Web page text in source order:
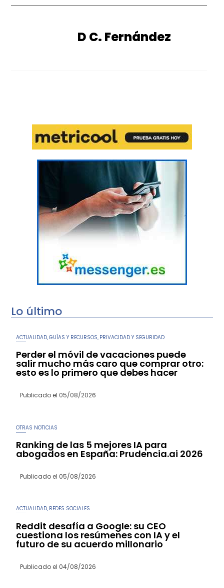
D C. Fernández
Lo último
ACTUALIDAD ,GUÍAS Y RECURSOS PRIVACIDAD Y SEGURIDAD
Perder el móvil de vacaciones puede
salir mucho más caro que comprar otro:
esto es lo primero que debes hacer
Publicado el 05/08/2026
OTRAS NOTICIAS
Ranking de las 5 mejores IA para
abogados en España: Prudencia.ai 2026
Publicado el 05/08/2026
ACTUALIDAD, REDES SOCIALES
Reddit desafía a Google: su CEO
cuestiona los resúmenes con IA y el
futuro de su acuerdo millonario
Publicado el 04/08/2026